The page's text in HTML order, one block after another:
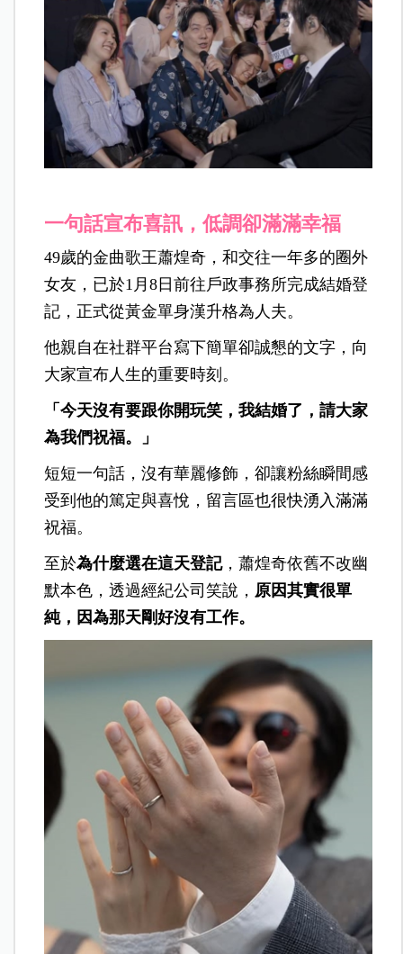
一句話宣布喜訊，低調卻滿滿幸福
49歲的金曲歌王蕭煌奇，和交往一年多的圈外
女友，已於1月8日前往戶政事務所完成結婚登
記，正式從黃金單身漢升格為人夫。
他親自在社群平台寫下簡單卻誠懇的文字，向
大家宣布人生的重要時刻。
「今天沒有要跟你開玩笑，我結婚了，請大家
為我們祝福。」
短短一句話，沒有華麗修飾，卻讓粉絲瞬間感
受到他的篤定與喜悅，留言區也很快湧入滿滿
祝福。
至於為什麼選在這天登記，蕭煌奇依舊不改幽
默本色，透過經紀公司笑說， 原因其實很單
純，因為那天剛好沒有工作。